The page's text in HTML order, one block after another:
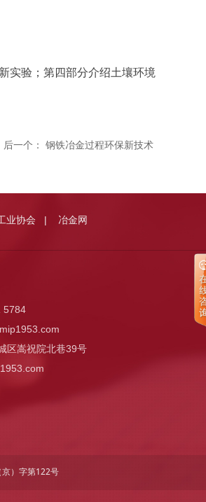
后一个： 钢铁冶金过程环保新技术
实验；第四部分介绍土壤环境
5784
区嵩祝院北巷39号
业协会 | 冶金网
京）字第122号